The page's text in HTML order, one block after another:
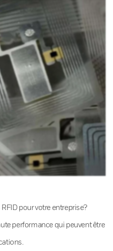
pour votre entreprise?
performance qui peuvent être